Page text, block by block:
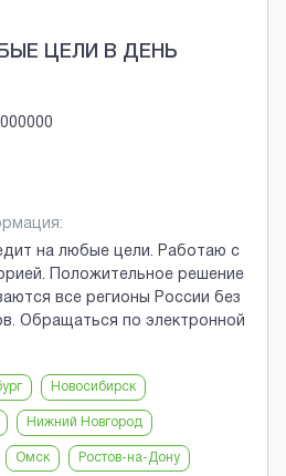
ЦЕЛИ В ДЕНЬ
на любые цели. Работаю с
Положительное решение
все регионы России без
Обращаться по электронной
Новосибирск
Нижний Новгород
Омск Ростов-на-Дону